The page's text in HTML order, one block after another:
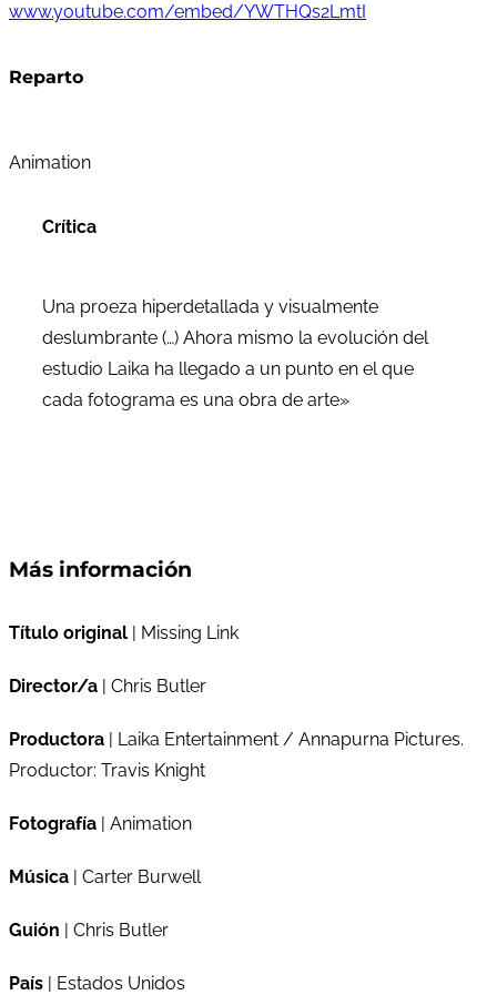
www.youtube.com/embed/YWTHQs2LmtI
Reparto
Animation
Crítica
Una proeza hiperdetallada y visualmente
deslumbrante (…) Ahora mismo la evolución del
estudio Laika ha llegado a un punto en el que
cada fotograma es una obra de arte»
Más información
Título original | Missing Link
Director/a | Chris Butler
Productora | Laika Entertainment / Annapurna Pictures.
Productor: Travis Knight
Fotografía | Animation
Música | Carter Burwell
Guión | Chris Butler
País | Estados Unidos